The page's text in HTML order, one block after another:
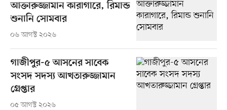
আক্তারুজ্জামান কারাগারে, রিমান্ড
শুনানি সোমবার
০৬ আগস্ট ২০২৬
গাজীপুর-৫ আসনের সাবেক
সংসদ সদস্য আখতারুজ্জামান
গ্রেপ্তার
০৫ আগস্ট ২০২৬